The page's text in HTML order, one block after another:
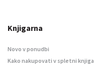
Knjigarna
Novo v ponudbi
Kako nakupovati v spletni